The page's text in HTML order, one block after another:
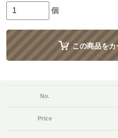
個
この商品を
No.
Price